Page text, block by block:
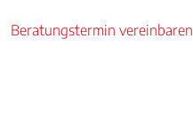
Beratungstermin vereinbaren